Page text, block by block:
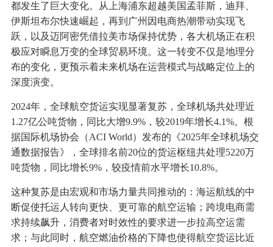
都发生了巨大变化。从上海浦东超越美国孟菲斯，迪拜、
伊斯坦布尔快速崛起，再到广州因电商热潮带动实现飞
跃，以及迈阿密凭借拉美市场保持优势，各大机场正在积
极应对瞬息万变的全球贸易环境。这一转变不仅是地理分
布的变化，更预示着未来机场在运营模式与战略定位上的
深度演变。
2024年，全球航空货运实现显著复苏，全球机场共处理近
1.27亿公吨货物，同比大增9.9%，较2019年增长4.1%。根
据国际机场协会（ACI World）发布的《2025年全球机场交
通数据报告》，全球排名前20位的货运枢纽共处理5220万
吨货物，同比增长9%，较疫情前水平增长10.8%。
这种复苏是由宏观和市场力量共同推动的：海运航线的中
断促使托运人转向更快、更可靠的航空运输；跨境电商需
求持续飙升，消费者对时效性的要求进一步拉高空运需
求；与此同时，航空燃油价格的下降也使得航空货运比近